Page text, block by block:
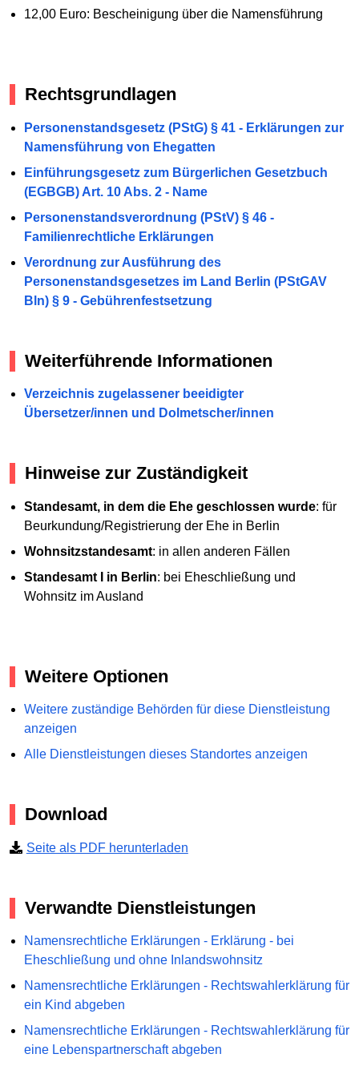
12,00 Euro: Bescheinigung über die Namensführung
Rechtsgrundlagen
Personenstandsgesetz (PStG) § 41 - Erklärungen zur
Namensführung von Ehegatten
Einführungsgesetz zum Bürgerlichen Gesetzbuch
(EGBGB) Art. 10 Abs. 2 - Name
Personenstandsverordnung (PStV) § 46 -
Familienrechtliche Erklärungen
Verordnung zur Ausführung des
Personenstandsgesetzes im Land Berlin (PStGAV
Bln) § 9 - Gebührenfestsetzung
Weiterführende Informationen
Verzeichnis zugelassener beeidigter
Übersetzer/innen und Dolmetscher/innen
Hinweise zur Zuständigkeit
Standesamt, in dem die Ehe geschlossen wurde: für
Beurkundung/Registrierung der Ehe in Berlin
Wohnsitzstandesamt: in allen anderen Fällen
Standesamt I in Berlin: bei Eheschließung und
Wohnsitz im Ausland
Weitere Optionen
Weitere zuständige Behörden für diese Dienstleistung
anzeigen
Alle Dienstleistungen dieses Standortes anzeigen
Download
Seite als PDF herunterladen
Verwandte Dienstleistungen
Namensrechtliche Erklärungen - Erklärung - bei
Eheschließung und ohne Inlandswohnsitz
Namensrechtliche Erklärungen - Rechtswahlerklärung für
ein Kind abgeben
Namensrechtliche Erklärungen - Rechtswahlerklärung für
eine Lebenspartnerschaft abgeben